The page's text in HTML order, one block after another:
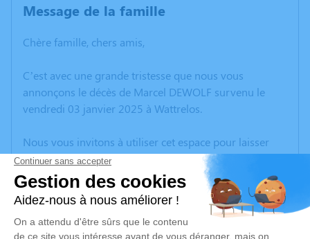
Message de la famille
Chère famille, chers amis,
C’est avec une grande tristesse que nous vous
annonçons le décès de Marcel DEWOLF survenu le
vendredi 03 janvier 2025 à Wattrelos.
Nous vous invitons à utiliser cet espace pour laisser
vos condoléances, partager des photos souvenirs, une
anecdote ou exprimer vos pensées à travers des
poèmes ou des textes. Cet endroit est un lieu
d'expression dédié à honorer la mémoire de Marcel
DEWOLF.